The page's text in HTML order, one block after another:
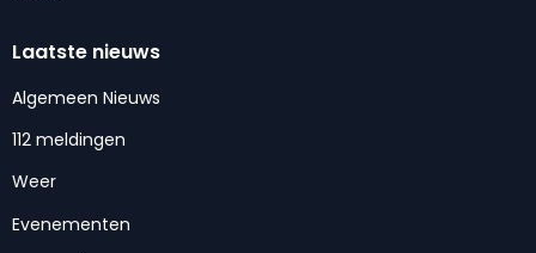
Laatste nieuws
Algemeen Nieuws
112 meldingen
Weer
Evenementen